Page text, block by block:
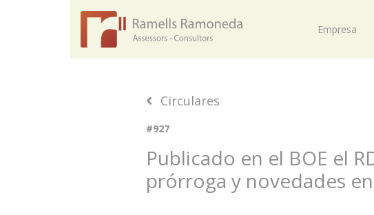
Empresa
Circulares
#927
Publicado en el BOE el
prórroga y novedades